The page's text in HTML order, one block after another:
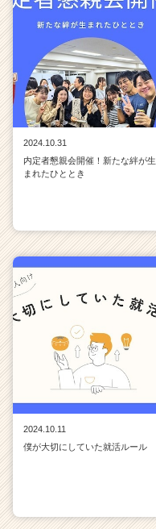
2024.10.31
内定者懇親会開催！新たな絆が生
まれたひととき
2024.10.11
僕が大切にしていた就活ルール